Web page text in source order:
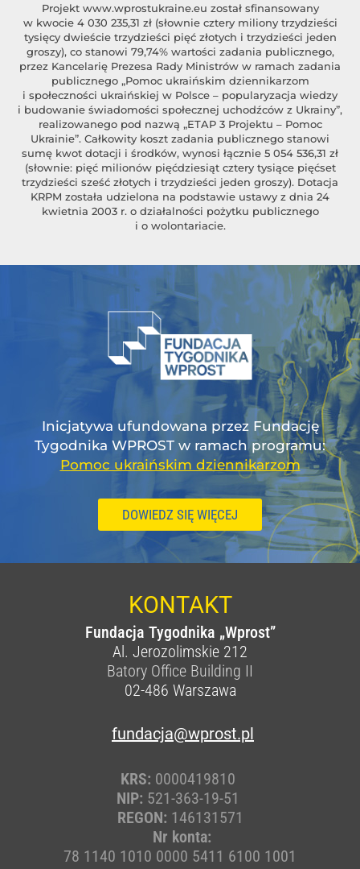
Projekt www.wprostukraine.eu został sfinansowany
w kwocie 4 030 235,31 zł (słownie cztery miliony trzydzieści
tysięcy dwieście trzydzieści pięć złotych i trzydzieści jeden
groszy), co stanowi 79,74% wartości zadania publicznego,
przez Kancelarię Prezesa Rady Ministrów w ramach zadania
publicznego „Pomoc ukraińskim dziennikarzom
i społeczności ukraińskiej w Polsce – popularyzacja wiedzy
i budowanie świadomości społecznej uchodźców z Ukrainy”,
realizowanego pod nazwą „ETAP 3 Projektu – Pomoc
Ukrainie”. Całkowity koszt zadania publicznego stanowi
sumę kwot dotacji i środków, wynosi łącznie 5 054 536,31 zł
(słownie: pięć milionów pięćdziesiąt cztery tysiące pięćset
trzydzieści sześć złotych i trzydzieści jeden groszy). Dotacja
KRPM została udzielona na podstawie ustawy z dnia 24
kwietnia 2003 r. o działalności pożytku publicznego
i o wolontariacie.
Inicjatywa ufundowana przez Fundację
Tygodnika WPROST w ramach programu:
Pomoc ukraińskim dziennikarzom
DOWIEDZ SIĘ WIĘCEJ
KONTAKT
Fundacja Tygodnika „Wprost”
Al. Jerozolimskie 212
Batory Office Building II
02-486 Warszawa
fundacja@wprost.pl
KRS: 0000419810
NIP: 521-363-19-51
REGON: 146131571
Nr konta:
78 1140 1010 0000 5411 6100 1001